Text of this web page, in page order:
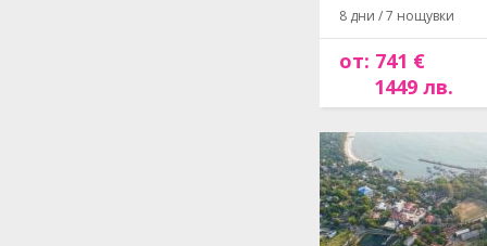
8 дни / 7 нощувки
от: 741 €
1449 лв.